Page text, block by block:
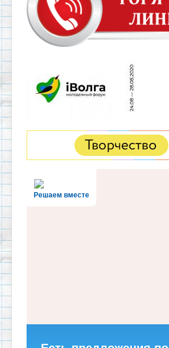
Решаем вместе